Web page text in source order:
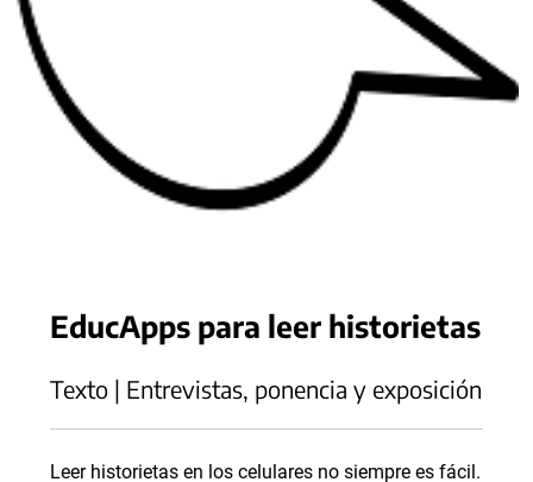
EducApps para leer historietas
Texto | Entrevistas, ponencia y exposición
Leer historietas en los celulares no siempre es fácil.